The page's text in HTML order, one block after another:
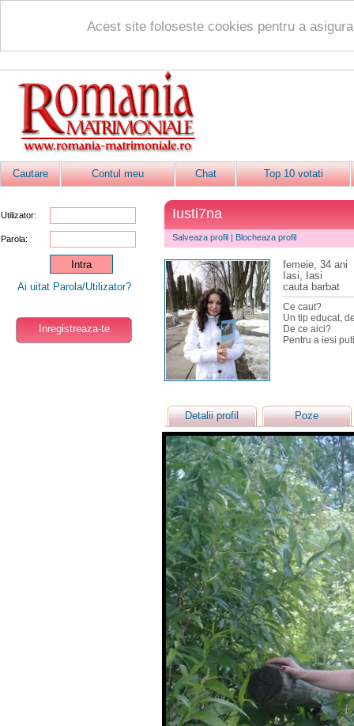
Acest site foloseste cookies pentru a
Cautare Contul meu Chat Top 10 votati
Utilizator:
Parola:
Ai uitat Parola/Utilizator?
Inregistreaza-te
Iusti7na
Salveaza profil | Blocheaza profil
femeie, 34 ani
Iasi, Iasi
cauta barbat
Ce caut?
Un tip educat,
De ce aici?
Pentru a iesi
Detalii profil Poze